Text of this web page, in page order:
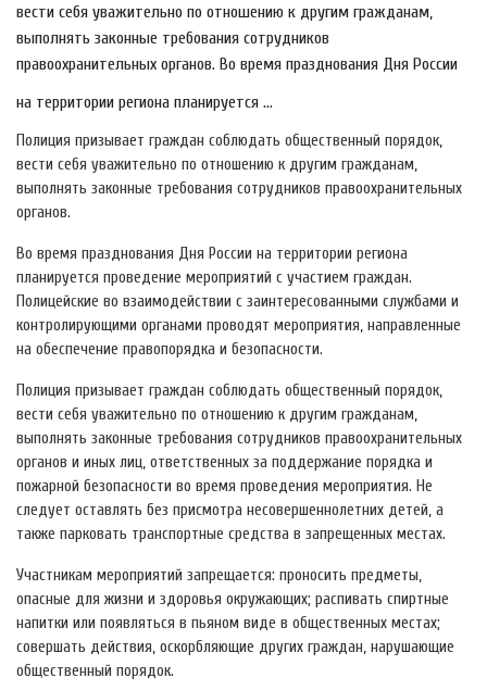
вести себя уважительно по отношению к другим гражданам,
выполнять законные требования сотрудников
правоохранительных органов. Во время празднования Дня России
на территории региона планируется ...
Полиция призывает граждан соблюдать общественный порядок,
вести себя уважительно по отношению к другим гражданам,
выполнять законные требования сотрудников правоохранительных
органов.
Во время празднования Дня России на территории региона
планируется проведение мероприятий с участием граждан.
Полицейские во взаимодействии с заинтересованными службами и
контролирующими органами проводят мероприятия, направленные
на обеспечение правопорядка и безопасности.
Полиция призывает граждан соблюдать общественный порядок,
вести себя уважительно по отношению к другим гражданам,
выполнять законные требования сотрудников правоохранительных
органов и иных лиц, ответственных за поддержание порядка и
пожарной безопасности во время проведения мероприятия. Не
следует оставлять без присмотра несовершеннолетних детей, а
также парковать транспортные средства в запрещенных местах.
Участникам мероприятий запрещается: проносить предметы,
опасные для жизни и здоровья окружающих; распивать спиртные
напитки или появляться в пьяном виде в общественных местах;
совершать действия, оскорбляющие других граждан, нарушающие
общественный порядок.